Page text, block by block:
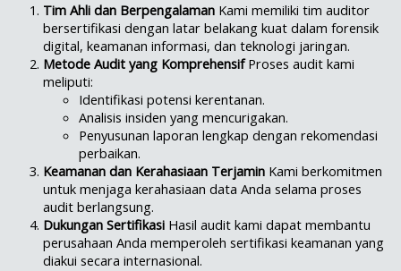
Tim Ahli dan Berpengalaman Kami memiliki tim auditor
bersertifikasi dengan latar belakang kuat dalam forensik
digital, keamanan informasi, dan teknologi jaringan.
Metode Audit yang KomprehensifProses audit kami
meliputi:
Identifikasi potensi kerentanan.
Analisis insiden yang mencurigakan.
Penyusunan laporan lengkap dengan rekomendasi
perbaikan.
Keamanan dan Kerahasiaan Terjamin Kami berkomitmen
untuk menjaga kerahasiaan data Anda selama proses
audit berlangsung.
Dukungan Sertifikasi Hasil audit kami dapat membantu
perusahaan Anda memperoleh sertifikasi keamanan yang
diakui secara internasional.